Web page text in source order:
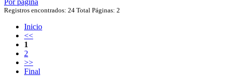
Por página
Registros encontrados: 24 Total Páginas: 2
Inicio
<<
1
2
>>
Final